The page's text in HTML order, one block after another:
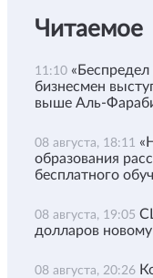
Читаемое
11:10
бизнесмен
выше Аль-
08 августа, 18:11
образования
бесплатного
08 августа, 19:05
долларов
08 августа, 20:26